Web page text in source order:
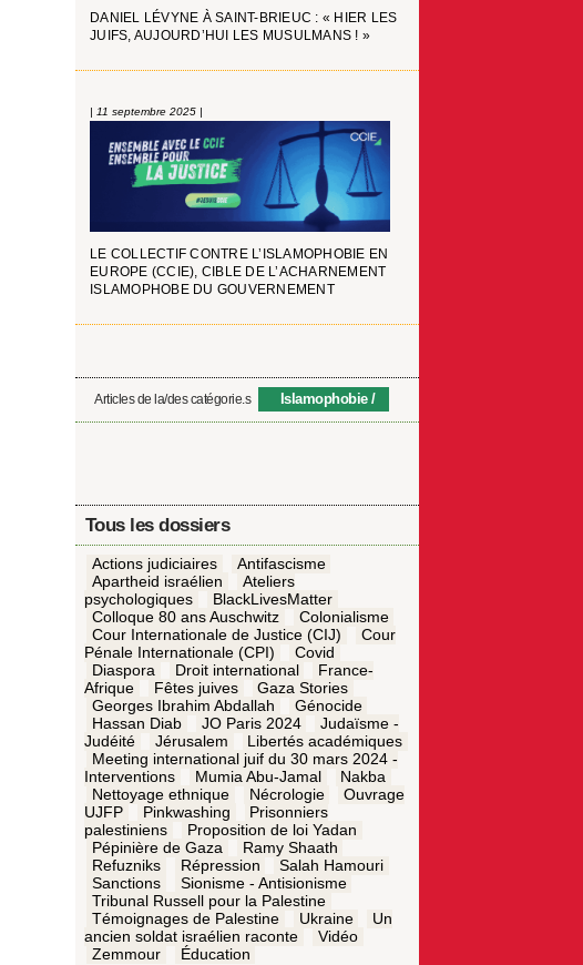
DANIEL LÉVYNE À SAINT-BRIEUC : « HIER LES
JUIFS, AUJOURD’HUI LES MUSULMANS ! »
| 11 septembre 2025 |
LE COLLECTIF CONTRE L’ISLAMOPHOBIE EN
EUROPE (CCIE), CIBLE DE L’ACHARNEMENT
ISLAMOPHOBE DU GOUVERNEMENT
Articles de la/des catégorie.s Islamophobie
Tous les dossiers
Actions judiciaires
Antifascisme
Apartheid israélien
Ateliers
psychologiques
BlackLivesMatter
Colloque 80 ans Auschwitz
Colonialisme
Cour Internationale de Justice (CIJ)
Cour
Pénale Internationale (CPI)
Covid
Diaspora
Droit international
France-
Afrique
Fêtes juives
Gaza Stories
Georges Ibrahim Abdallah
Génocide
Hassan Diab
JO Paris 2024
Judaïsme -
Judéité
Jérusalem
Libertés académiques
Meeting international juif du 30 mars 2024 -
Interventions
Mumia Abu-Jamal
Nakba
Nettoyage ethnique
Nécrologie
Ouvrage
UJFP
Pinkwashing
Prisonniers
palestiniens
Proposition de loi Yadan
Pépinière de Gaza
Ramy Shaath
Refuzniks
Répression
Salah Hamouri
Sanctions
Sionisme - Antisionisme
Tribunal Russell pour la Palestine
Témoignages de Palestine
Ukraine
Un
ancien soldat israélien raconte
Vidéo
Zemmour
Éducation